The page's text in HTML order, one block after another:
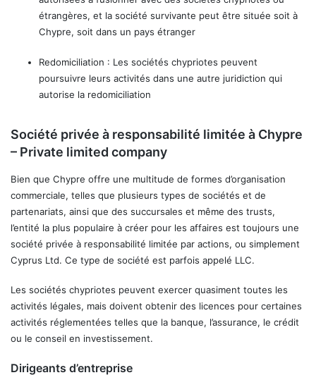
étrangères, et la société survivante peut être située soit à
Chypre, soit dans un pays étranger
Redomiciliation : Les sociétés chypriotes peuvent
poursuivre leurs activités dans une autre juridiction qui
autorise la redomiciliation
Société privée à responsabilité limitée à Chypre
– Private limited company
Bien que Chypre offre une multitude de formes d’organisation
commerciale, telles que plusieurs types de sociétés et de
partenariats, ainsi que des succursales et même des trusts,
l’entité la plus populaire à créer pour les affaires est toujours une
société privée à responsabilité limitée par actions, ou simplement
Cyprus Ltd. Ce type de société est parfois appelé LLC.
Les sociétés chypriotes peuvent exercer quasiment toutes les
activités légales, mais doivent obtenir des licences pour certaines
activités réglementées telles que la banque, l’assurance, le crédit
ou le conseil en investissement.
Dirigeants d’entreprise